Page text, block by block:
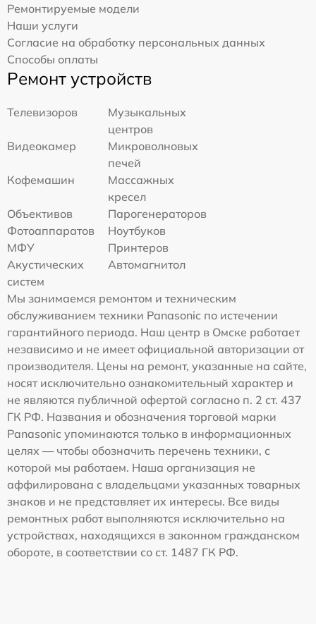
Ремонтируемые модели
Наши услуги
Согласие на обработку персональных данных
Способы оплаты
Ремонт устройств
Телевизоров
Музыкальных
центров
Видеокамер
Микроволновых
печей
Кофемашин
Массажных
кресел
Объективов
Парогенераторов
Фотоаппаратов
Ноутбуков
МФУ
Принтеров
Акустических
систем
Автомагнитол
Мы занимаемся ремонтом и техническим
обслуживанием техники Panasonic по истечении
гарантийного периода. Наш центр в Омске работает
независимо и не имеет официальной авторизации от
производителя. Цены на ремонт, указанные на сайте,
носят исключительно ознакомительный характер и
не являются публичной офертой согласно п. 2 ст. 437
ГК РФ. Названия и обозначения торговой марки
Panasonic упоминаются только в информационных
целях — чтобы обозначить перечень техники, с
которой мы работаем. Наша организация не
аффилирована с владельцами указанных товарных
знаков и не представляет их интересы. Все виды
ремонтных работ выполняются исключительно на
устройствах, находящихся в законном гражданском
обороте, в соответствии со ст. 1487 ГК РФ.